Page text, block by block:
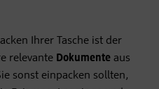
Ihrer Tasche ist der
relevante Dokumente aus
sonst einpacken sollten,